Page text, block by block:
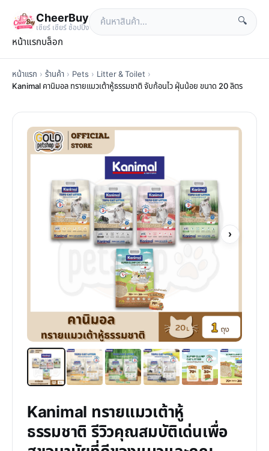
CheerBuy
เซียร์ เซียร์ ช้อปปิ้ง
🔍
หน้าแรกบล็อก
หน้าแรก › ร้านค้า › Pets › Litter & Toilet ›
Kanimal คานิมอล ทรายแมวเต้าหู้ธรรมชาติ จับก้อนไว ฝุ่นน้อย ขนาด 20 ลิตร
›
Kanimal ทรายแมวเต้าหู้
ธรรมชาติ รีวิวคุณสมบัติเด่นเพื่อ